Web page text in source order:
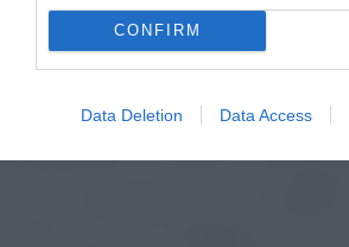
CONFIRM
Data Deletion Data Access